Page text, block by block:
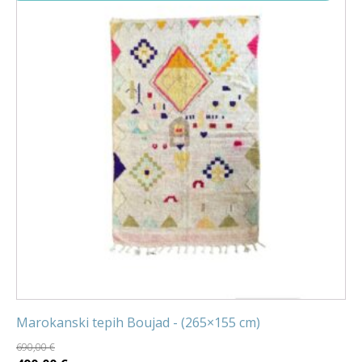
Marokanski tepih Boujad - (265×155 cm)
690,00€